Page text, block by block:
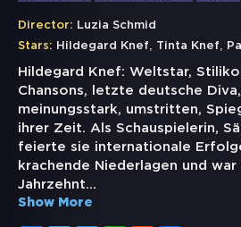
Director: Luzia Schmid
Stars: Hildegard Knef, Tinta Knef,
Hildegard Knef: Weltstar,
Chansons, letzte deutsche
meinungsstark, umstritten,
ihrer Zeit. Als Schauspielerin,
feierte sie internationale
krachende Niederlagen und
Jahrzehnt...
Show More